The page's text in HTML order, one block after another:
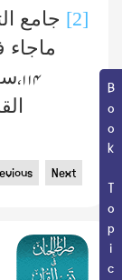
Book Topic
[2] جامع
۱۱۴،
Next